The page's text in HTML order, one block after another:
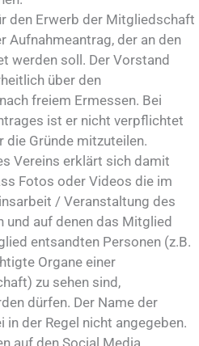
den Erwerb der Mitgliedschaft
Aufnahmeantrag, der an den
werden soll. Der Vorstand
über den
freiem Ermessen. Bei
ist er nicht verpflichtet
die Gründe mitzuteilen.
Vereins erklärt sich damit
Fotos oder Videos die im
/ Veranstaltung des
und auf denen das Mitglied
entsandten Personen (z.B.
Organe einer
zu sehen sind,
dürfen. Der Name der
in der Regel nicht angegeben.